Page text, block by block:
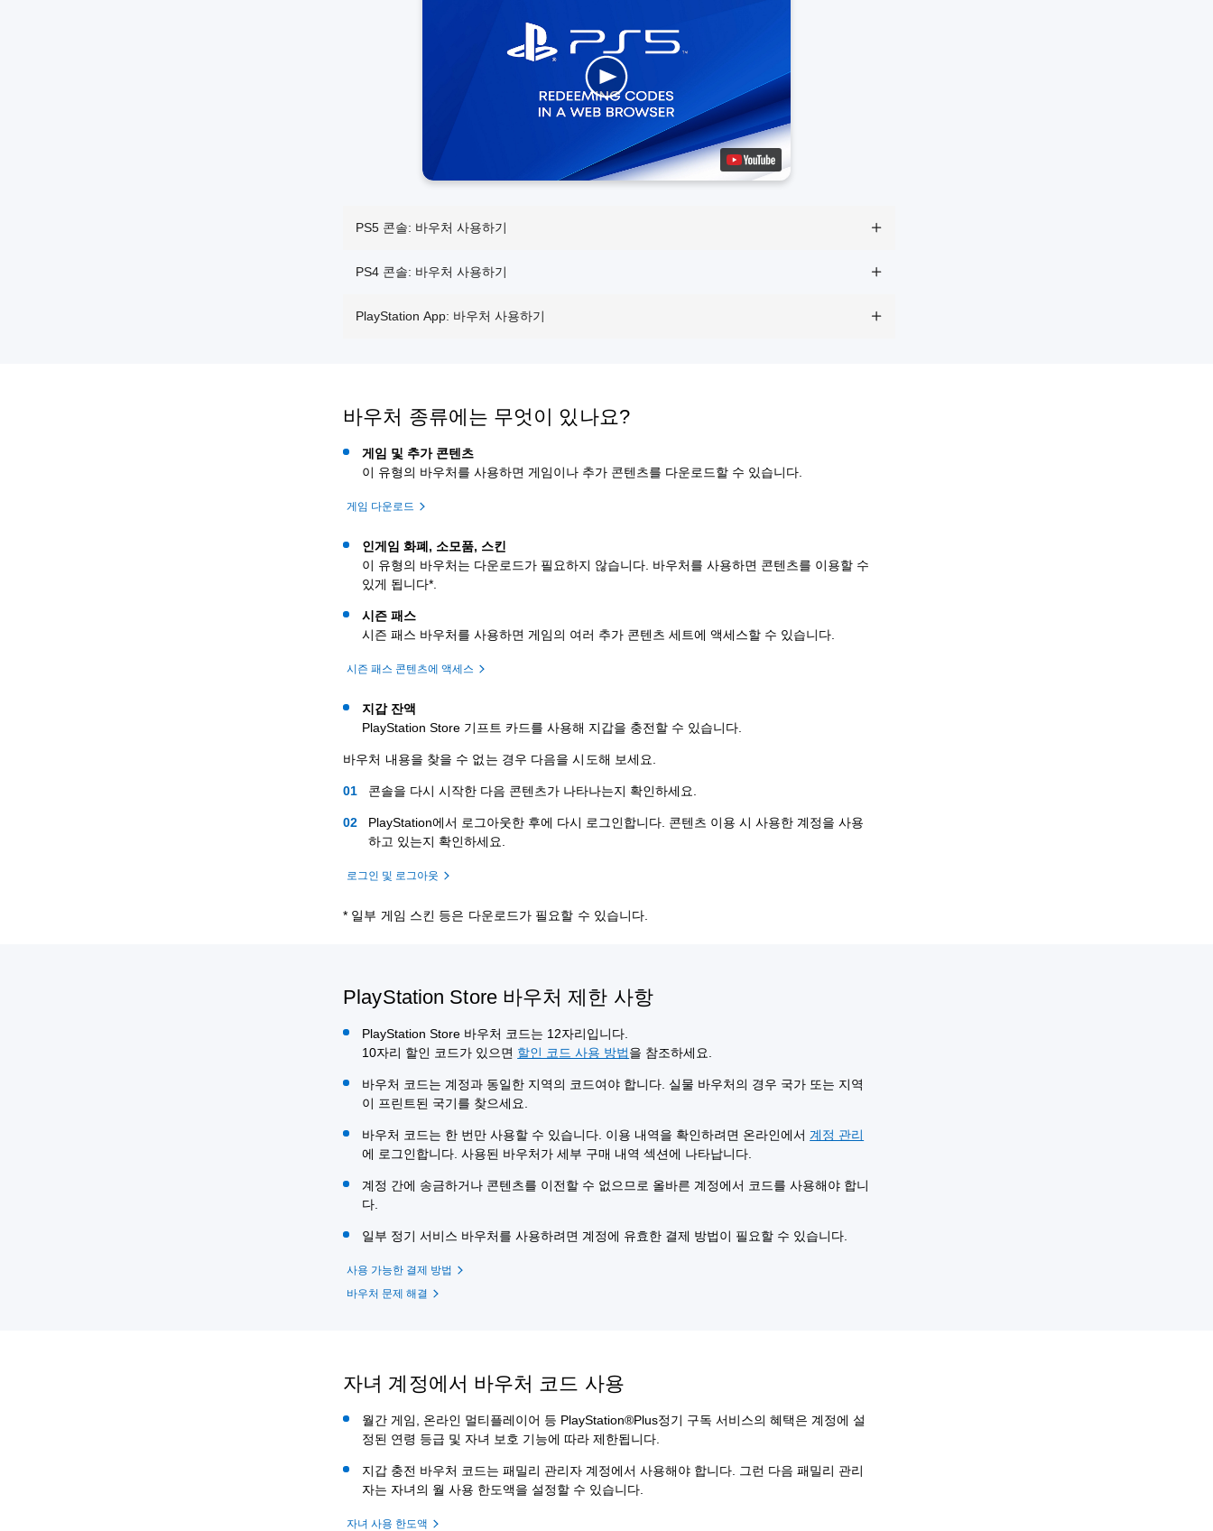
PS5 콘솔: 바우처 사용하기
PS4 콘솔: 바우처 사용하기
PlayStation App: 바우처 사용하기
바우처 종류에는 무엇이 있나요?
게임 및 추가 콘텐츠
이 유형의 바우처를 사용하면 게임이나 추가 콘텐츠를 다운로드할 수 있습니다.
게임 다운로드
인게임 화폐, 소모품, 스킨
이 유형의 바우처는 다운로드가 필요하지 않습니다. 바우처를 사용하면 콘텐츠를 이용할 수
있게 됩니다*.
시즌 패스
시즌 패스 바우처를 사용하면 게임의 여러 추가 콘텐츠 세트에 액세스할 수 있습니다.
시즌 패스 콘텐츠에 액세스
지갑 잔액
PlayStation Store 기프트 카드를 사용해 지갑을 충전할 수 있습니다.
바우처 내용을 찾을 수 없는 경우 다음을 시도해 보세요.
콘솔을 다시 시작한 다음 콘텐츠가 나타나는지 확인하세요.
PlayStation에서 로그아웃한 후에 다시 로그인합니다. 콘텐츠 이용 시 사용한 계정을 사용
하고 있는지 확인하세요.
로그인 및 로그아웃
* 일부 게임 스킨 등은 다운로드가 필요할 수 있습니다.
PlayStation Store 바우처 제한 사항
PlayStation Store 바우처 코드는 12자리입니다.
10자리 할인 코드가 있으면 할인 코드 사용 방법을 참조하세요.
바우처 코드는 계정과 동일한 지역의 코드여야 합니다. 실물 바우처의 경우 국가 또는 지역
이 프린트된 국기를 찾으세요.
바우처 코드는 한 번만 사용할 수 있습니다. 이용 내역을 확인하려면 온라인에서 계정 관리
에 로그인합니다. 사용된 바우처가 세부 구매 내역 섹션에 나타납니다.
계정 간에 송금하거나 콘텐츠를 이전할 수 없으므로 올바른 계정에서 코드를 사용해야 합니
다.
일부 정기 서비스 바우처를 사용하려면 계정에 유효한 결제 방법이 필요할 수 있습니다.
사용 가능한 결제 방법
바우처 문제 해결
자녀 계정에서 바우처 코드 사용
월간 게임, 온라인 멀티플레이어 등 PlayStation®Plus정기 구독 서비스의 혜택은 계정에 설
정된 연령 등급 및 자녀 보호 기능에 따라 제한됩니다.
지갑 충전 바우처 코드는 패밀리 관리자 계정에서 사용해야 합니다. 그런 다음 패밀리 관리
자는 자녀의 월 사용 한도액을 설정할 수 있습니다.
자녀 사용 한도액